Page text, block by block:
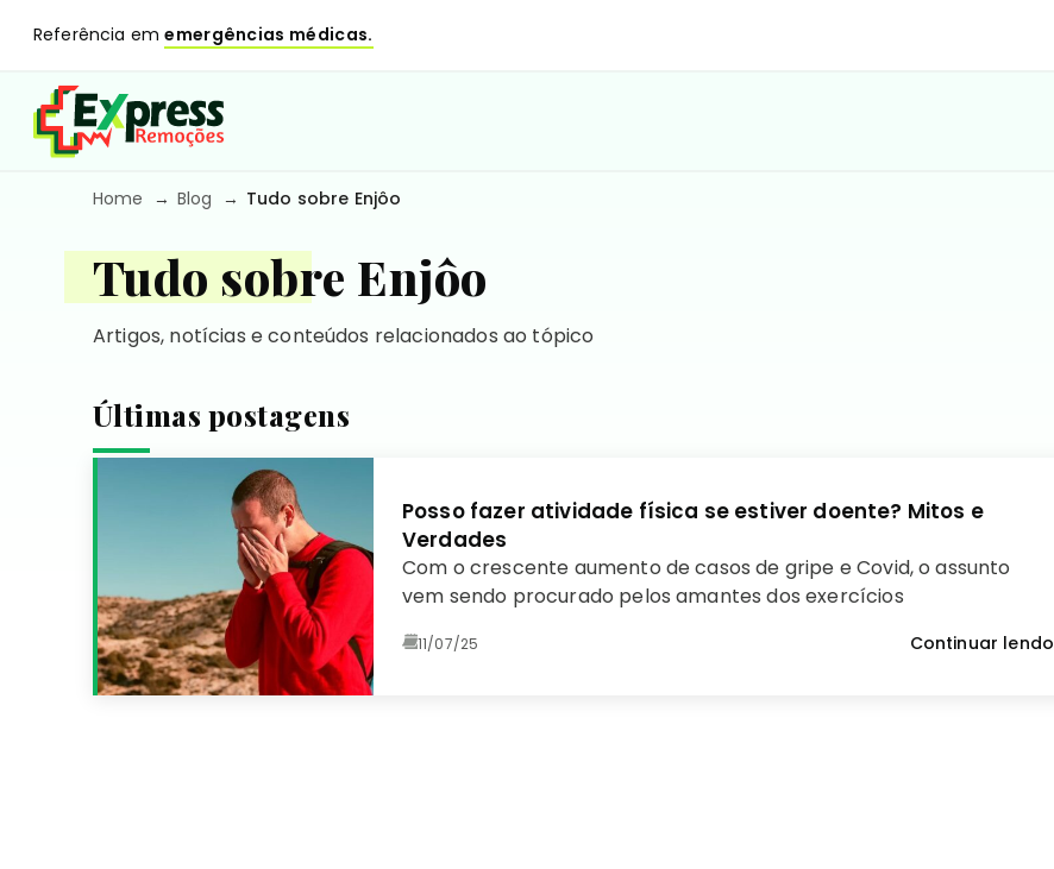
Referência ememergências médicas.
Home Blog Tudo sobre Enjôo
Tudo sobre Enjôo
Artigos, notícias e conteúdos relacionados ao tópico
Últimas postagens
Posso fazer atividade física se estiver doente? Mitos e
Verdades
Com o crescente aumento de casos de gripe e Covid, o assunto
vem sendo procurado pelos amantes dos exercícios
11/07/25 Continuar lendo